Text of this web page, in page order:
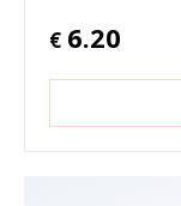
€ 6.20